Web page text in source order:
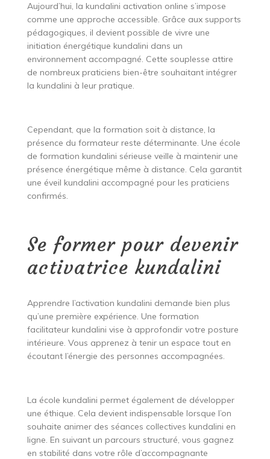
Aujourd’hui, la kundalini activation online s’impose
comme une approche accessible. Grâce aux supports
pédagogiques, il devient possible de vivre une
initiation énergétique kundalini dans un
environnement accompagné. Cette souplesse attire
de nombreux praticiens bien-être souhaitant intégrer
la kundalini à leur pratique.
Cependant, que la formation soit à distance, la
présence du formateur reste déterminante. Une école
de formation kundalini sérieuse veille à maintenir une
présence énergétique même à distance. Cela garantit
une éveil kundalini accompagné pour les praticiens
confirmés.
Se former pour devenir
activatrice kundalini
Apprendre l’activation kundalini demande bien plus
qu’une première expérience. Une formation
facilitateur kundalini vise à approfondir votre posture
intérieure. Vous apprenez à tenir un espace tout en
écoutant l’énergie des personnes accompagnées.
La école kundalini permet également de développer
une éthique. Cela devient indispensable lorsque l’on
souhaite animer des séances collectives kundalini en
ligne. En suivant un parcours structuré, vous gagnez
en stabilité dans votre rôle d’accompagnante